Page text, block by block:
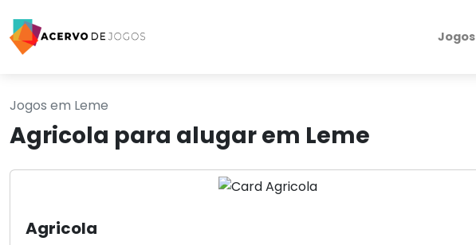
Jogos
Jogos em Leme
Agricola para alugar em Leme
Agricola